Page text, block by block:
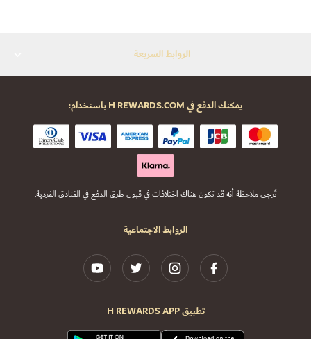
الروابط السريعة
الروابط الاجتماعية
تطبيق H REWARDS APP
يمكنك الدفع في H REWARDS.COM باستخدام:
تُرجى ملاحظة أنه قد تكون هناك اختلافات في قبول طرق الدفع في الفنادق الفردية.